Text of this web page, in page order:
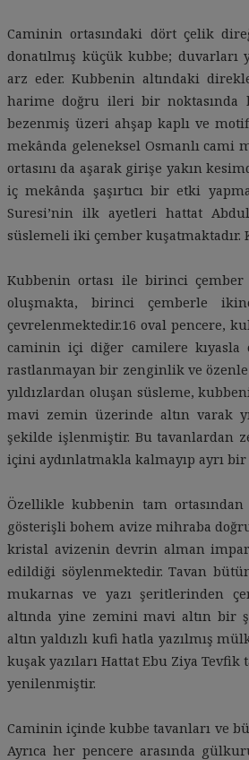
Caminin ortasındaki dört çelik
donatılmış küçük kubbe; duvarları
arz eder. Kubbenin altındaki
harime doğru ileri bir noktasında
bezenmiş üzeri ahşap kaplı ve
mekânda geleneksel Osmanlı
ortasını da aşarak girişe yakın
iç mekânda şaşırtıcı bir etki
Suresi’nin ilk ayetleri hattat
süslemeli iki çember
Kubbenin ortası ile birinci çember
oluşmakta, birinci çemberle
çevrelenmektedir.16 oval pencere,
caminin içi diğer camilere kıyasla
rastlanmayan bir zenginlik ve
yıldızlardan oluşan süsleme,
mavi zemin üzerinde altın varak
şekilde işlenmiştir. Bu tavanlardan
içini aydınlatmakla kalmayıp ayrı
Özellikle kubbenin tam
gösterişli bohem avize mihraba
kristal avizenin devrin alman
edildiği söylenmektedir. Tavan
mukarnas ve yazı şeritlerinden
altında yine zemini mavi altın bir
altın yaldızlı kufi hatla yazılmış
kuşak yazıları Hattat Ebu Ziya Tevfik
yenilenmiştir.
Caminin içinde kubbe tavanları ve
Ayrıca her pencere arasında